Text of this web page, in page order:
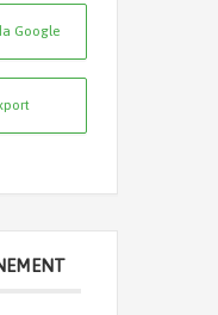
Google